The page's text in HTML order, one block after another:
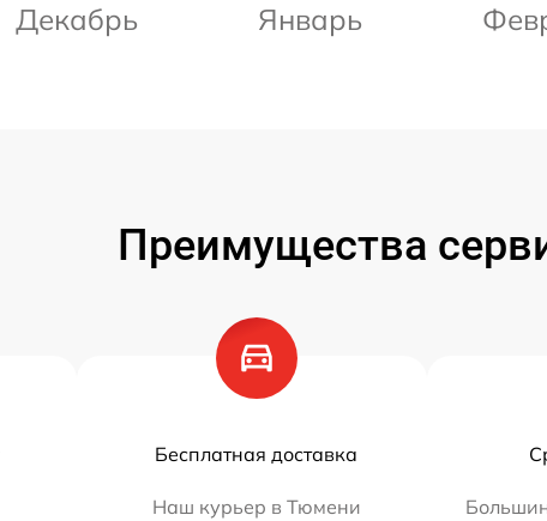
Декабрь Январь
Преимущества
Бесплатная доставка
Наш курьер в Тюмени